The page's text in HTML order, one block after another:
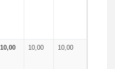
10,00 10,00 10,00